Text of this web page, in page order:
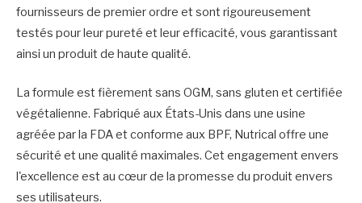
fournisseurs de premier ordre et sont rigoureusement
testés pour leur pureté et leur efficacité, vous garantissant
ainsi un produit de haute qualité.
La formule est fièrement sans OGM, sans gluten et certifiée
végétalienne. Fabriqué aux États-Unis dans une usine
agréée par la FDA et conforme aux BPF, Nutrical offre une
sécurité et une qualité maximales. Cet engagement envers
l'excellence est au cœur de la promesse du produit envers
ses utilisateurs.